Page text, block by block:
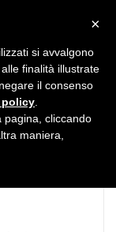
×
si avvalgono
finalità illustrate
il consenso
pagina, cliccando
maniera,